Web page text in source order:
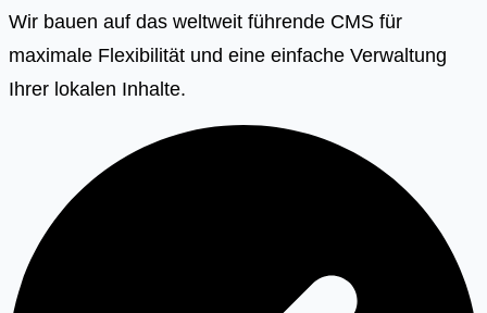
Wir bauen auf das weltweit führende CMS für
maximale Flexibilität und eine einfache Verwaltung
Ihrer lokalen Inhalte.